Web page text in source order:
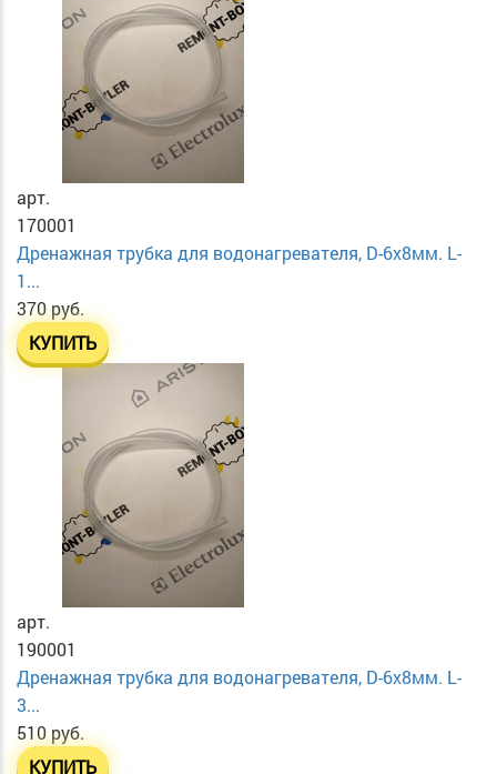
арт.
170001
Дренажная трубка для водонагревателя, D-6х8мм. L-
1...
370 руб.
КУПИТЬ
арт.
190001
Дренажная трубка для водонагревателя, D-6х8мм. L-
3...
510 руб.
КУПИТЬ